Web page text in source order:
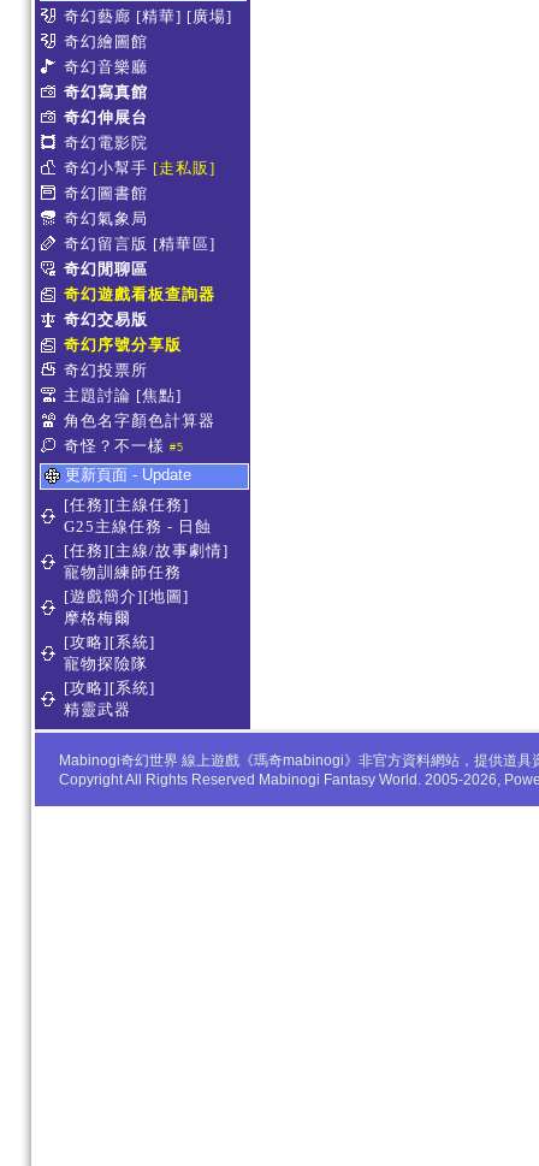
奇幻藝廊 [精華] [廣場]
奇幻繪圖館
奇幻音樂廳
奇幻寫真館
奇幻伸展台
奇幻電影院
奇幻小幫手 [走私販]
奇幻圖書館
奇幻氣象局
奇幻留言版 [精華區]
奇幻閒聊區
奇幻遊戲看板查詢器
奇幻交易版
奇幻序號分享版
奇幻投票所
主題討論 [焦點]
角色名字顏色計算器
奇怪？不一樣 #5
更新頁面 - Update
[任務][主線任務]
G25主線任務 - 日蝕
[任務][主線/故事劇情]
寵物訓練師任務
[遊戲簡介][地圖]
摩格梅爾
[攻略][系統]
寵物探險隊
[攻略][系統]
精靈武器
Mabinogi奇幻世界 線上遊戲《瑪奇mabinogi》非官方資料網站，提供道
Copyright All Rights Reserved Mabinogi Fantasy World. 2005-2026,